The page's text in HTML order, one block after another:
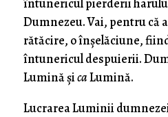
întunericul pierderii
Dumnezeu. Vai, pentru că
rătăcire, o înşelăciune,
întunericul despuierii.
Lumină şicaLumină.
Lucrarea Luminii